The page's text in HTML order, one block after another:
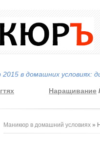
в домашних условиях:
Наращивание
Вы здесь
Маникюр в домашний условиях »